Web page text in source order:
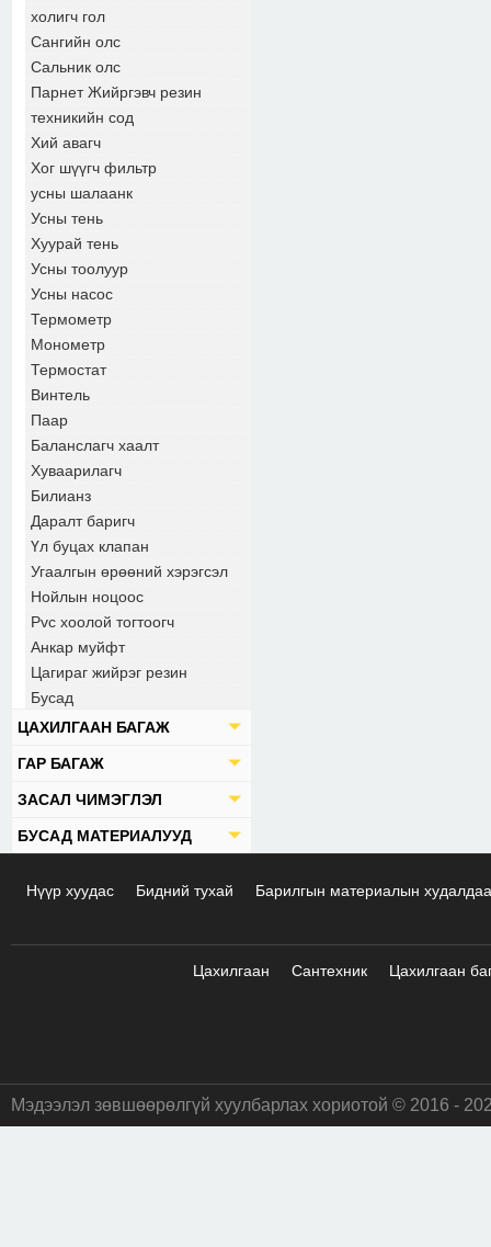
холигч гол
Сангийн олс
Сальник олс
Парнет Жийргэвч резин
техникийн сод
Хий авагч
Хог шүүгч фильтр
усны шалаанк
Усны тень
Хуурай тень
Усны тоолуур
Усны насос
Термометр
Монометр
Термостат
Винтель
Паар
Баланслагч хаалт
Хуваарилагч
Билианз
Даралт баригч
Үл буцах клапан
Угаалгын өрөөний хэрэгсэл
Нойлын ноцоос
Pvc хоолой тогтоогч
Анкар муйфт
Цагираг жийрэг резин
Бусад
ЦАХИЛГААН БАГАЖ
ГАР БАГАЖ
ЗАСАЛ ЧИМЭГЛЭЛ
БУСАД МАТЕРИАЛУУД
Нүүр хуудас Бидний тухай Барилгын материалын
Цахилгаан Сантехник Цахилгаан
Мэдээлэл зөвшөөрөлгүй хуулбарлах хориотой © 2016 -